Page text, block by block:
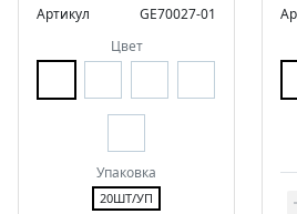
Артикул
GE70027-01
Цвет
Упаковка
20ШТ/УП